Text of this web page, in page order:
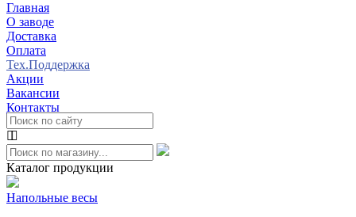
Главная
О заводе
Доставка
Оплата
Тех.Поддержка
Акции
Вакансии
Контакты
Каталог продукции
Напольные весы